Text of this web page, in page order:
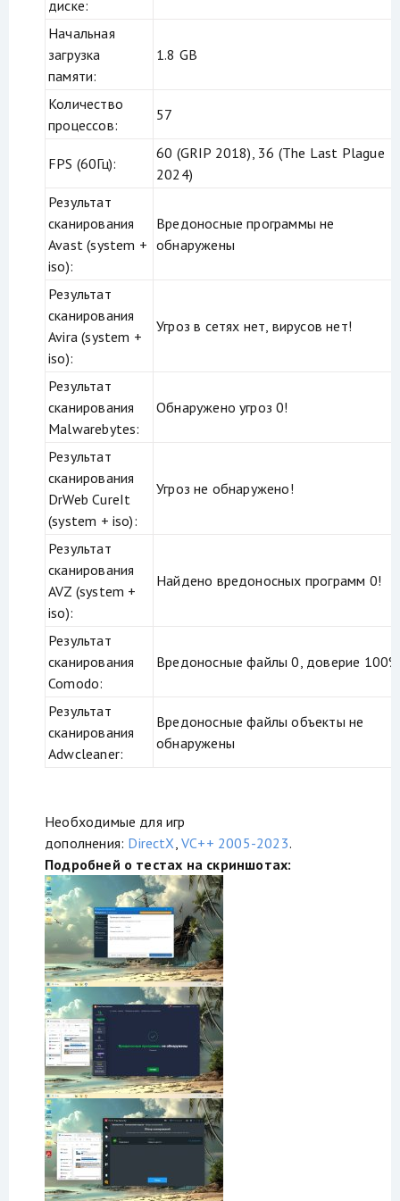
диске:
Начальная
загрузка
памяти:
1.8 GB
Количество
процессов:
57
FPS (60Гц):
60 (GRIP 2018), 36 (The Last Plague
2024)
Результат
сканирования
Avast (system +
iso):
Вредоносные программы не
обнаружены
Результат
сканирования
Avira (system +
iso):
Угроз в сетях нет, вирусов нет!
Результат
сканирования
Malwarebytes:
Обнаружено угроз 0!
Результат
сканирования
DrWeb CureIt
(system + iso):
Угроз не обнаружено!
Результат
сканирования
AVZ (system +
iso):
Найдено вредоносных программ 0!
Результат
сканирования
Comodo:
Вредоносные файлы 0, доверие 100%
Результат
сканирования
Adwcleaner:
Вредоносные файлы объекты не
обнаружены
Необходимые для игр
дополнения: DirectX ,VC++ 2005-2023.
Подробней о тестах на скриншотах: